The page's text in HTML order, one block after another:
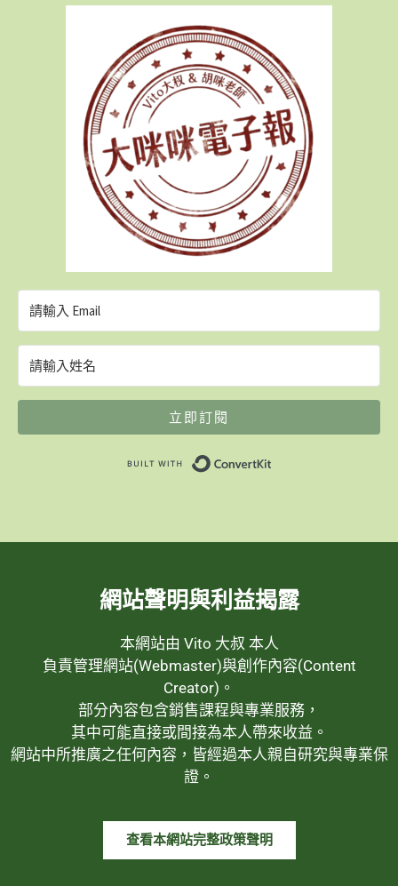
立即訂閱
網站聲明與利益揭露
本網站由 Vito 大叔 本人
負責管理網站(Webmaster)與創作內容(Content
Creator)。
部分內容包含銷售課程與專業服務，
其中可能直接或間接為本人帶來收益。
網站中所推廣之任何內容，皆經過本人親自研究與專業保
證。
查看本網站完整政策聲明